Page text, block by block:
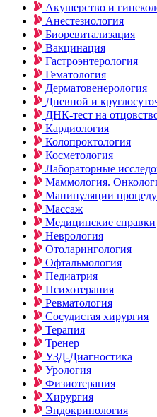
Акушерство и
Анестезиология
Биоревитализация
Вакцинация
Гастроэнтерология
Гематология
Дерматовенерология
Дневной и
ДНК-тест на
Кардиология
Колопроктология
Косметология
Лабораторные
Маммология.
Манипуляции
Массаж
Медицинские справки
Неврология
Отоларингология
Офтальмология
Педиатрия
Психотерапия
Ревматология
Сосудистая хирургия
Терапия
Тренер
УЗД-Диагностика
Урология
Физиотерапия
Хирургия
Эндокринология